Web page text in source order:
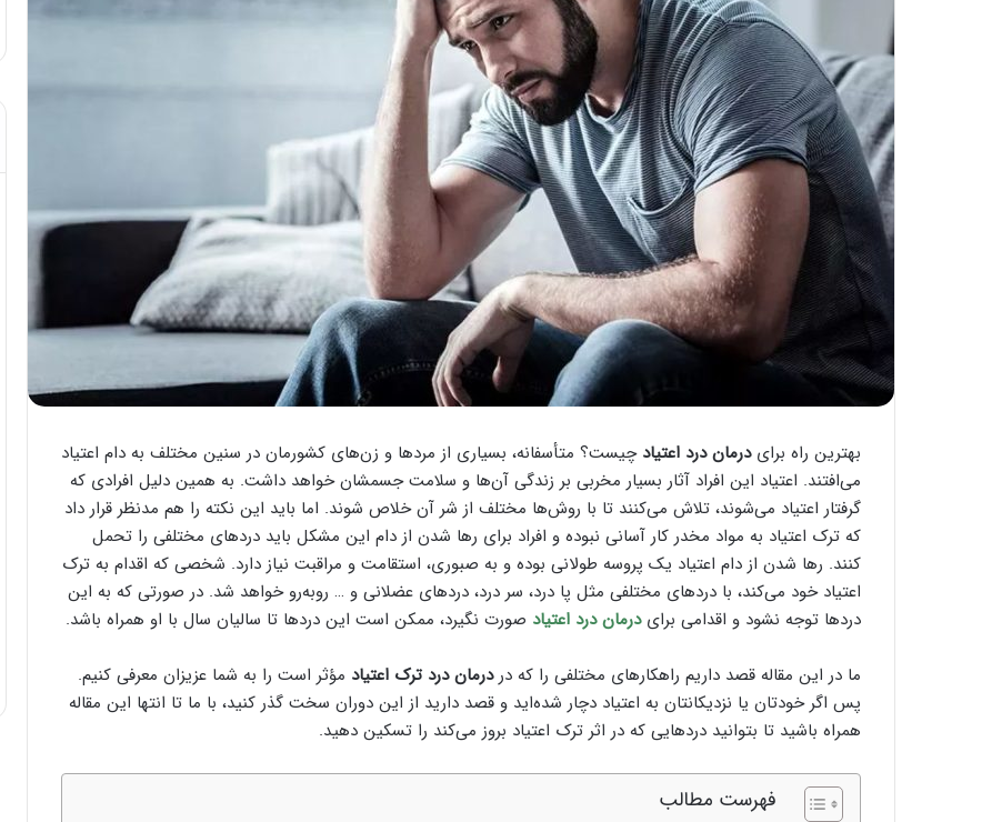
بهترین راه برایدرمان درد اعتیاد چیست؟ متأسفانه، بسیاری از مرد‌ها و زن‌های کشورمان در سنین مختلف به دام اعتیاد
می‌افتند. اعتیاد این افراد آثار بسیار مخربی بر زندگی آن‌ها و سلامت جسمشان خواهد داشت. به همین دلیل افرادی که
گرفتار اعتیاد می‌شوند، تلاش می‌کنند تا با روش‌ها مختلف از شر آن خلاص شوند. اما باید این نکته را هم مدنظر قرار داد
که ترک اعتیاد به مواد مخدر کار آسانی نبوده و افراد برای رها شدن از دام این مشکل باید درد‌های مختلفی را تحمل
کنند. رها شدن از دام اعتیاد یک پروسه طولانی بوده و به صبوری، استقامت و مراقبت نیاز دارد. شخصی که اقدام به ترک
اعتیاد خود می‌کند، با درد‌های مختلفی مثل پا درد، سر درد، درد‌های عضلانی و … روبه‌رو خواهد شد. در صورتی که به این
درد‌ها توجه نشود و اقدامی برای درمان درد اعتیاد صورت نگیرد، ممکن است این درد‌ها تا سالیان سال با او همراه باشد.
ما در این مقاله قصد داریم راهکار‌های مختلفی را که دردرمان درد ترک اعتیاد مؤثر است را به شما عزیزان معرفی کنیم.
پس اگر خودتان یا نزدیکانتان به اعتیاد دچار شده‌اید و قصد دارید از این دوران سخت گذر کنید، با ما تا انتها این مقاله
همراه باشید تا بتوانید درد‌هایی که در اثر ترک اعتیاد بروز می‌کند را تسکین دهید.
فهرست مطالب
نبایدهای
آن!